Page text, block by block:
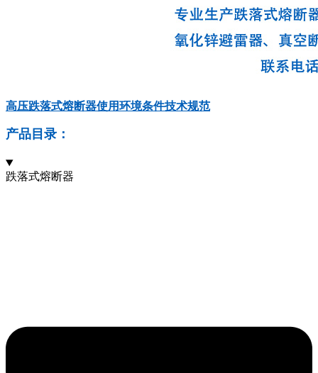
高压跌落式熔断器使用环境条件技术规范
产品目录：
跌落式熔断器